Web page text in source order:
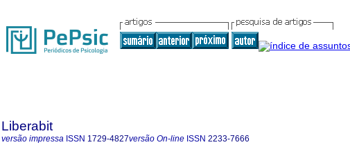
Liberabit
versão impressa ISSN 1729-4827versão On-line ISSN 2233-7666